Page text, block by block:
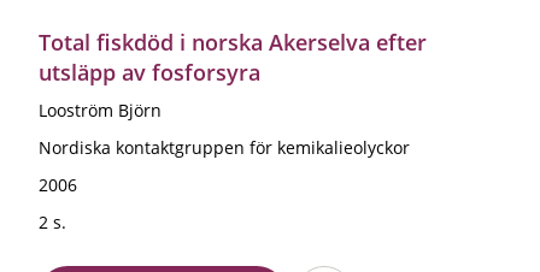
Total fiskdöd i norska Akerselva efter
utsläpp av fosforsyra
Looström Björn
Nordiska kontaktgruppen för kemikalieolyckor
2006
2 s.